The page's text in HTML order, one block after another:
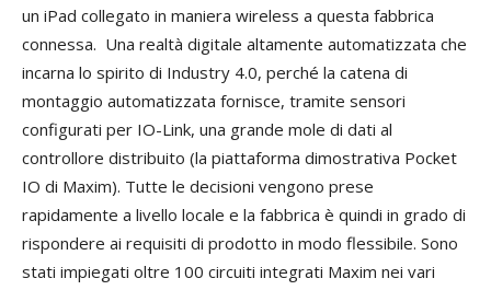
un iPad collegato in maniera wireless a questa fabbrica
connessa. Una realtà digitale altamente automatizzata che
incarna lo spirito di Industry 4.0, perché la catena di
montaggio automatizzata fornisce, tramite sensori
configurati per IO-Link, una grande mole di dati al
controllore distribuito (la piattaforma dimostrativa Pocket
IO di Maxim). Tutte le decisioni vengono prese
rapidamente a livello locale e la fabbrica è quindi in grado di
rispondere ai requisiti di prodotto in modo flessibile. Sono
stati impiegati oltre 100 circuiti integrati Maxim nei vari